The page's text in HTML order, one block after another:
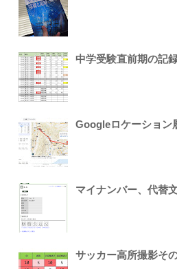
中学受験直前期の記
Googleロケーション
マイナンバー、代替
サッカー高所撮影そ